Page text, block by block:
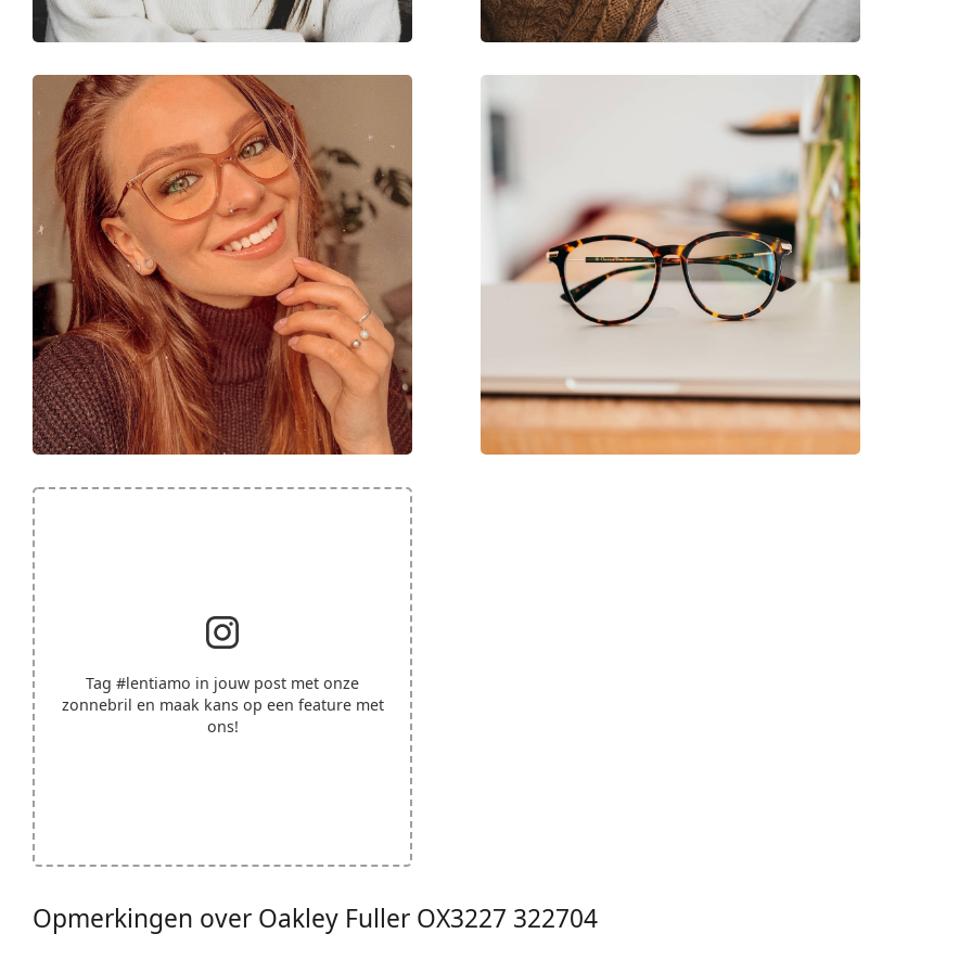
Functie:
Gaming
Code:
0OX3227 322704
Tag #lentiamo in jouw post met onze
zonnebril en maak kans op een feature met
ons!
Opmerkingen over Oakley Fuller OX3227 322704